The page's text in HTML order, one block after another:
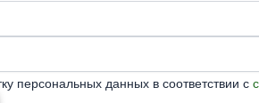
персональных данных в соответствии с